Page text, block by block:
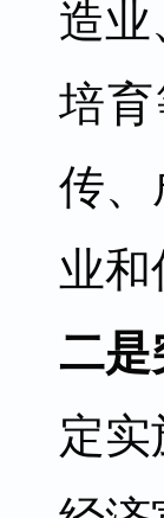
造业
培
传、
业
二是
定